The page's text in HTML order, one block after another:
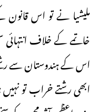
خاتمے کے خلاف
اس کے ہندوستان سے
ابھی رشتے خراب تو